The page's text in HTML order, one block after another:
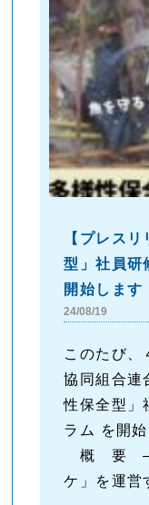
【プレス
型」社員研
開始します
24/08/19
このたび、
協同組合連
性保全型」
ラム を
概 要
ケ」を運営